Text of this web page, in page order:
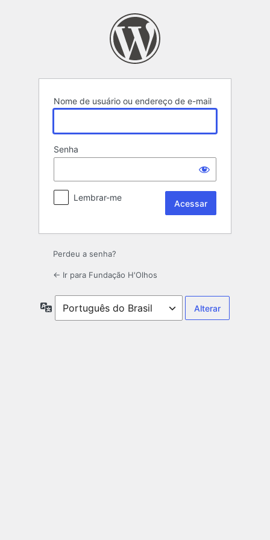
Nome de usuário ou endereço de e-mail
Senha
Lembrar-me
Perdeu a senha?
← Ir para Fundação H'Olhos
Idioma